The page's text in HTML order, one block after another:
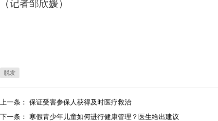
（记者邹欣媛）
脱发
上一条： 保证受害参保人获得及时医疗救治
下一条： 寒假青少年儿童如何进行健康管理？医生给出建议